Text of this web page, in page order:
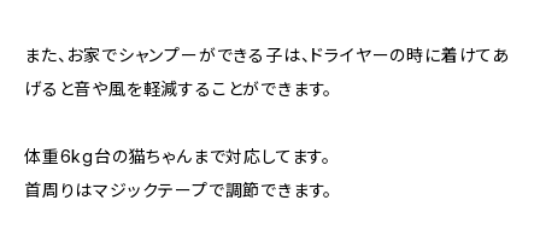
また、お家でシャンプーができる子は、ドライヤーの時に着けてあ
げると音や風を軽減することができます。
体重6kg台の猫ちゃんまで対応してます。
首周りはマジックテープで調節できます。